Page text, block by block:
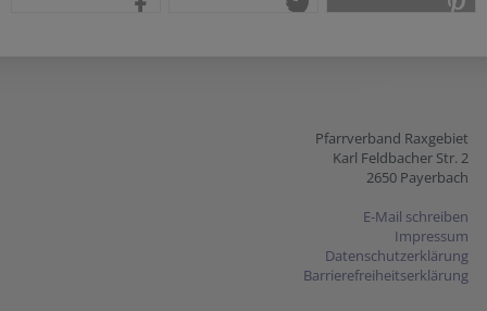
Pfarrverband Raxgebiet
Karl Feldbacher Str. 2
2650 Payerbach
E-Mail schreiben
Impressum
Datenschutzerklärung
Barrierefreiheitserklärung